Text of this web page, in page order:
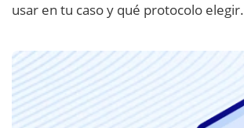
usar en tu caso y qué protocolo elegir.